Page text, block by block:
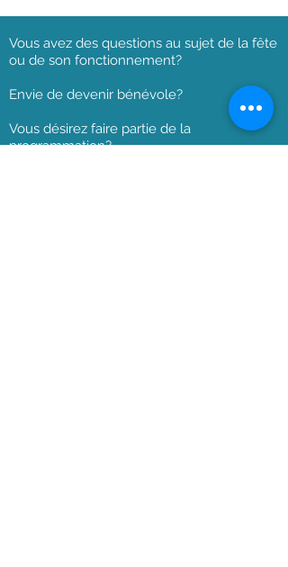
Vous avez des questions au sujet de la fête
ou de son fonctionnement?
Envie de devenir bénévole?
Vous désirez faire partie de la
programmation?